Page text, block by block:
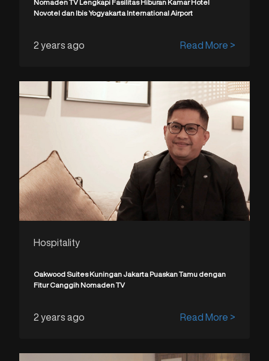
Nomaden TV Lengkapi Fasilitas Hiburan Kamar Hotel
Novotel dan Ibis Yogyakarta International Airport
2 years ago Read More >
Hospitality
Oakwood Suites Kuningan Jakarta Puaskan Tamu dengan
Fitur Canggih Nomaden TV
2 years ago Read More >